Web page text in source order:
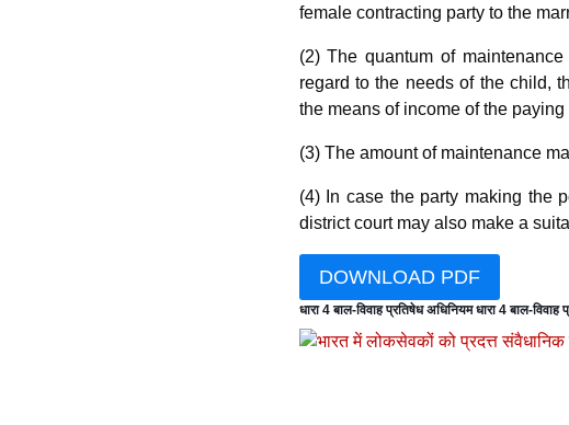
female contracting party to the
(2) The quantum of
regard to the needs of the child,
the means of income of the paying
(3) The amount of maintenance
(4) In case the party making the
district court may also make a
DOWNLOAD PDF
धारा 4 बाल-विवाह प्रतिषेध अधिनियम धारा 4 बाल-